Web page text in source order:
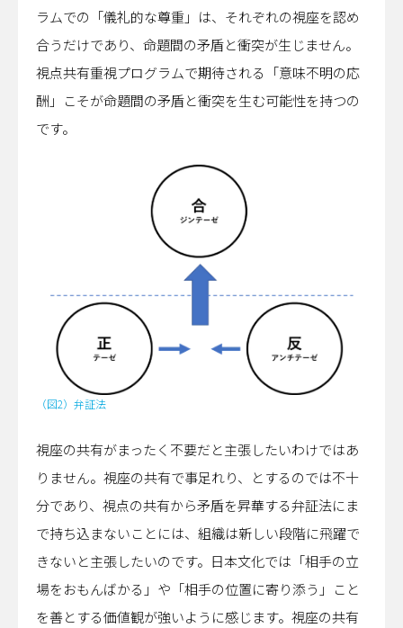
ラムでの「儀礼的な尊重」は、それぞれの視座を認め
合うだけであり、命題間の矛盾と衝突が生じません。
視点共有重視プログラムで期待される「意味不明の応
酬」こそが命題間の矛盾と衝突を生む可能性を持つの
です。
（図2）弁証法
視座の共有がまったく不要だと主張したいわけではあ
りません。視座の共有で事足れり、とするのでは不十
分であり、視点の共有から矛盾を昇華する弁証法にま
で持ち込まないことには、組織は新しい段階に飛躍で
きないと主張したいのです。日本文化では「相手の立
場をおもんばかる」や「相手の位置に寄り添う」こと
を善とする価値観が強いように感じます。視座の共有